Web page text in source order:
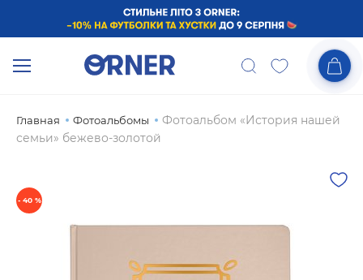
Главная Фотоальбомы
Фотоальбом «История нашей
семьи» бежево-золотой
- 40 %